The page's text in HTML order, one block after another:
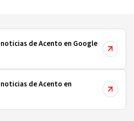
de Acento en Google
de Acento en